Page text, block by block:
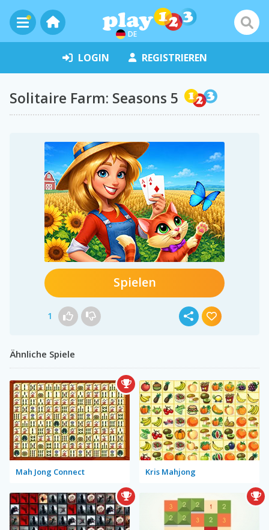
DE
LOGIN REGISTRIEREN
Solitaire Farm: Seasons 5
Spielen
1
Ähnliche Spiele
Mah Jong Connect Kris Mahjong